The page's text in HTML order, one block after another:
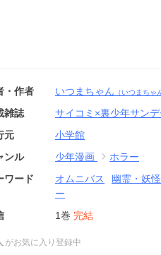
・作者 いつまちゃん （いつまちゃ
雑誌
サイコミ×裏少年サン
元
小学館
ンル
少年漫画
ホラー
ワード
オムニバス 幽霊・妖
ー
1巻 完結
がお気に入り登録中